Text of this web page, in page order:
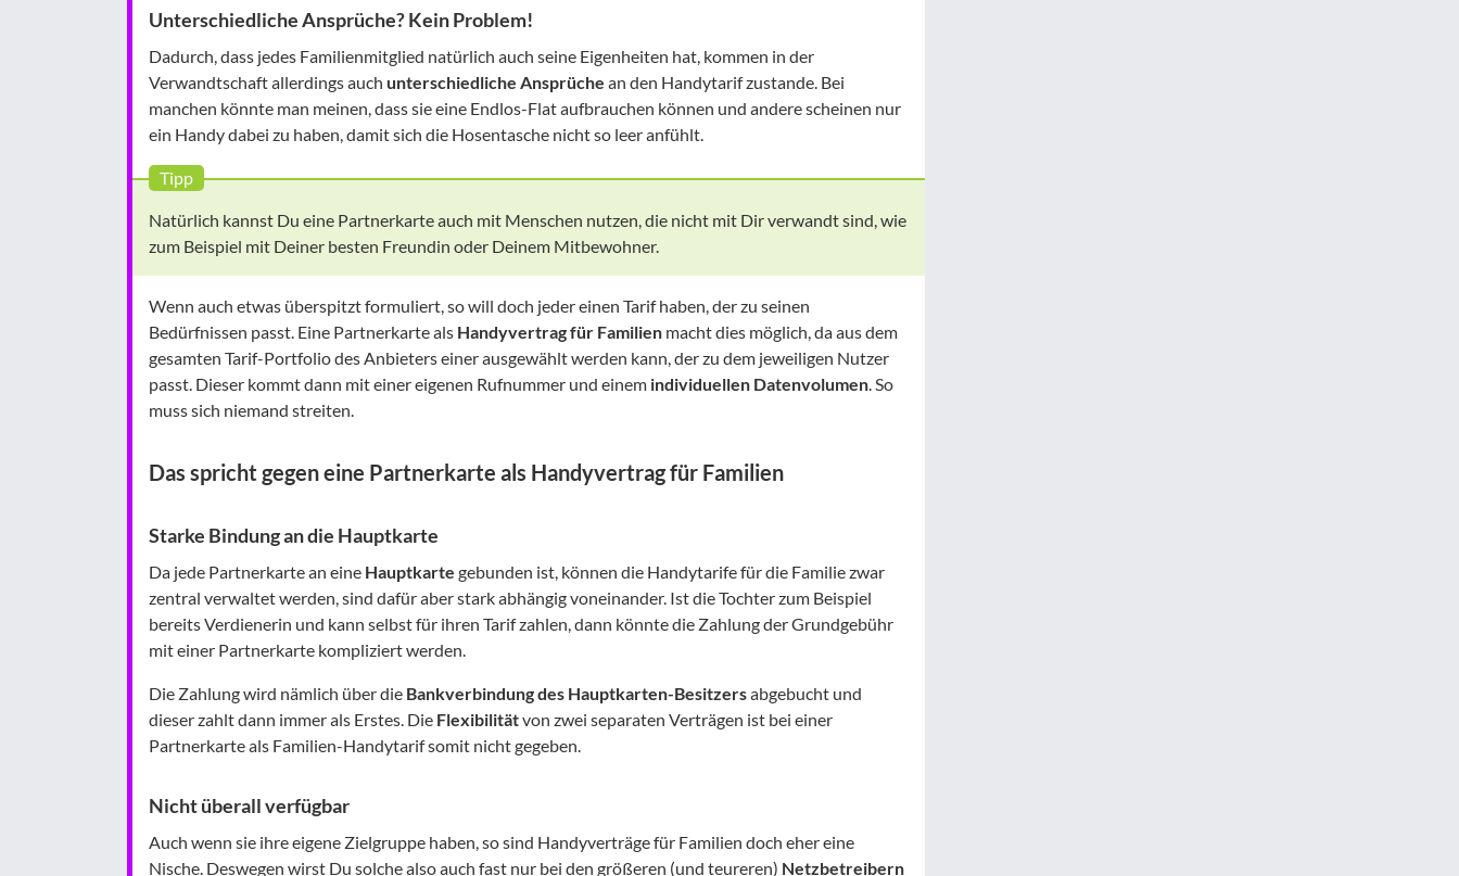
Unterschiedliche Ansprüche? Kein Problem!
Dadurch, dass jedes Familienmitglied natürlich auch seine Eigenheiten hat, kommen in der
Verwandtschaft allerdings auch unterschiedliche Ansprüche an den Handytarif zustande. Bei
manchen könnte man meinen, dass sie eine Endlos-Flat aufbrauchen können und andere scheinen nur
ein Handy dabei zu haben, damit sich die Hosentasche nicht so leer anfühlt.
Tipp
Natürlich kannst Du eine Partnerkarte auch mit Menschen nutzen, die nicht mit Dir verwandt sind, wie
zum Beispiel mit Deiner besten Freundin oder Deinem Mitbewohner.
Wenn auch etwas überspitzt formuliert, so will doch jeder einen Tarif haben, der zu seinen
Bedürfnissen passt. Eine Partnerkarte als Handyvertrag für Familien macht dies möglich, da aus dem
gesamten Tarif-Portfolio des Anbieters einer ausgewählt werden kann, der zu dem jeweiligen Nutzer
passt. Dieser kommt dann mit einer eigenen Rufnummer und einem individuellen Datenvolumen . So
muss sich niemand streiten.
Das spricht gegen eine Partnerkarte als Handyvertrag für Familien
Starke Bindung an die Hauptkarte
Da jede Partnerkarte an eine Hauptkarte gebunden ist, können die Handytarife für die Familie zwar
zentral verwaltet werden, sind dafür aber stark abhängig voneinander. Ist die Tochter zum Beispiel
bereits Verdienerin und kann selbst für ihren Tarif zahlen, dann könnte die Zahlung der Grundgebühr
mit einer Partnerkarte kompliziert werden.
Die Zahlung wird nämlich über die Bankverbindung des Hauptkarten-Besitzersabgebucht und
dieser zahlt dann immer als Erstes. Die Flexibilitätvon zwei separaten Verträgen ist bei einer
Partnerkarte als Familien-Handytarif somit nicht gegeben.
Nicht überall verfügbar
Auch wenn sie ihre eigene Zielgruppe haben, so sind Handyverträge für Familien doch eher eine
Nische. Deswegen wirst Du solche also auch fast nur bei den größeren (und teureren) Netzbetreibern